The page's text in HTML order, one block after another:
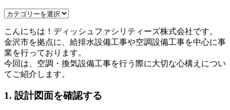
こんにちは！ディッシュファシリティーズ株式会社です。
金沢市を拠点に、給排水設備工事や空調設備工事を中心に事
業を行っております。
今回は、空調・換気設備工事を行う際に大切な心構えについ
てご紹介します。
1. 設計図面を確認する